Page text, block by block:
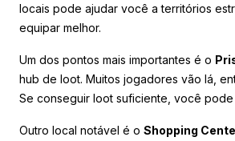
locais pode ajudar você a territórios
equipar melhor.
Um dos pontos mais importantes é o
hub de loot. Muitos jogadores vão lá,
Se conseguir loot suficiente, você pode
Outro local notável é o Shopping